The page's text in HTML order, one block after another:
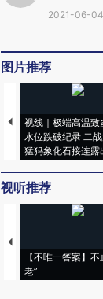
2021-06-04
图片推荐
视线｜极端高温致
水位跌破纪录 二
猛犸象化石接连露
视听推荐
【不唯一答案】不
老”